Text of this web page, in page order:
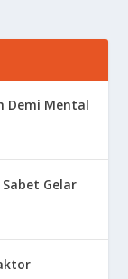
Demi Mental
Gelar